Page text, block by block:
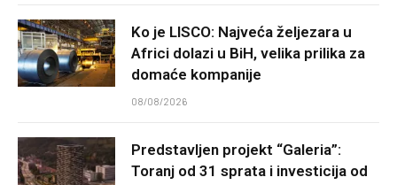
Ko je LISCO: Najveća željezara u
Africi dolazi u BiH, velika prilika za
domaće kompanije
08/08/2026
Predstavljen projekt “Galeria”:
Toranj od 31 sprata i investicija od